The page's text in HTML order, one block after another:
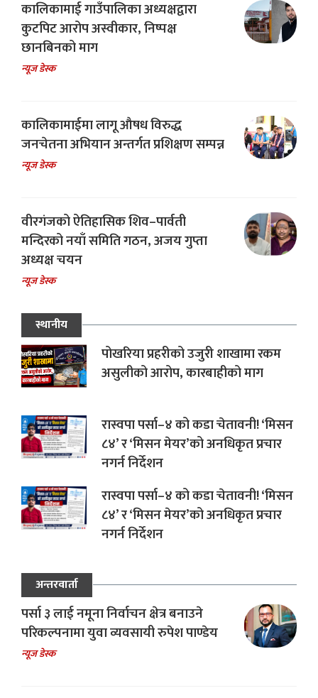
कालिकामाई गाउँपालिका अध्यक्षद्वारा
कुटपिट आरोप अस्वीकार, निष्पक्ष
छानबिनको माग
न्यूज डेस्क
कालिकामाईमा लागू औषध विरुद्ध
जनचेतना अभियान अन्तर्गत प्रशिक्षण सम्पन्न
न्यूज डेस्क
वीरगंजको ऐतिहासिक शिव–पार्वती
मन्दिरको नयाँ समिति गठन, अजय गुप्ता
अध्यक्ष चयन
न्यूज डेस्क
स्थानीय
पोखरिया प्रहरीको उजुरी शाखामा रकम
असुलीको आरोप, कारबाहीको माग
रास्वपा पर्सा–४ को कडा चेतावनी! ‘मिसन
८४’ र ‘मिसन मेयर’को अनधिकृत प्रचार
नगर्न निर्देशन
रास्वपा पर्सा–४ को कडा चेतावनी! ‘मिसन
८४’ र ‘मिसन मेयर’को अनधिकृत प्रचार
नगर्न निर्देशन
अन्तरवार्ता
पर्सा ३ लाई नमूना निर्वाचन क्षेत्र बनाउने
परिकल्पनामा युवा व्यवसायी रुपेश पाण्डेय
न्यूज डेस्क